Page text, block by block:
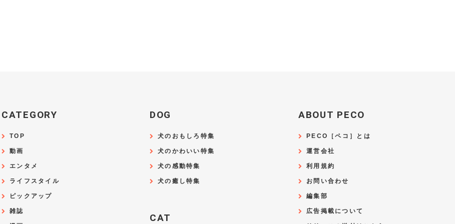
CATEGORY
TOP
動画
エンタメ
ライフスタイル
ピックアップ
雑誌
DOG
犬のおもしろ特集
犬のかわいい特集
犬の感動特集
犬の癒し特集
CAT
ABOUT PECO
PECO［ペコ］とは
運営会社
利用規約
お問い合わせ
編集部
広告掲載について